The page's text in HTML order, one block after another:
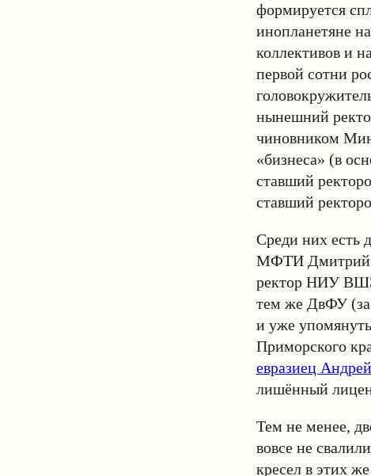
формируется
инопланетяне
коллективов и
первой сотни
нынешний
чиновником
«бизнеса» (в
ставший
ставший
Среди них есть
МФТИ Дмитрий
ректор НИУ
тем же ДвФУ (за
и уже
Приморского
евразиец
лишённый
Тем не менее,
вовсе не
кресел в этих